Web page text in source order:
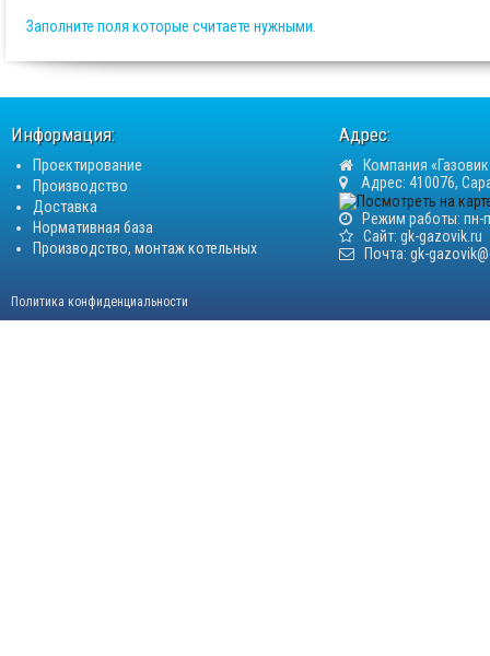
Заполните поля которые считаете нужными.
Информация:
Проектирование
Производство
Доставка
Нормативная база
Производство, монтаж котельных
Адрес:
Компания
Адрес: 410076,
Режим работы: пн-
Сайт: gk-gazovik.ru
Почта: gk-
Политика конфиденциальности